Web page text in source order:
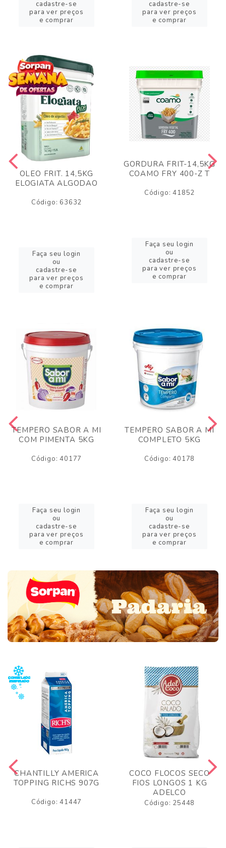
cadastre-se
para ver preços
e comprar
cadastre-se
para ver preços
e comprar
OLEO FRIT. 14,5KG
ELOGIATA ALGODAO
Código: 63632
Faça seu login
ou
cadastre-se
para ver preços
e comprar
GORDURA FRIT-14,5KG
COAMO FRY 400-Z T
Código: 41852
Faça seu login
ou
cadastre-se
para ver preços
e comprar
TEMPERO SABOR A MI
COM PIMENTA 5KG
Código: 40177
Faça seu login
ou
cadastre-se
para ver preços
e comprar
TEMPERO SABOR A MI
COMPLETO 5KG
Código: 40178
Faça seu login
ou
cadastre-se
para ver preços
e comprar
CHANTILLY AMERICA
TOPPING RICHS 907G
Código: 41447
COCO FLOCOS SECO
FIOS LONGOS 1 KG
ADELCO
Código: 25448